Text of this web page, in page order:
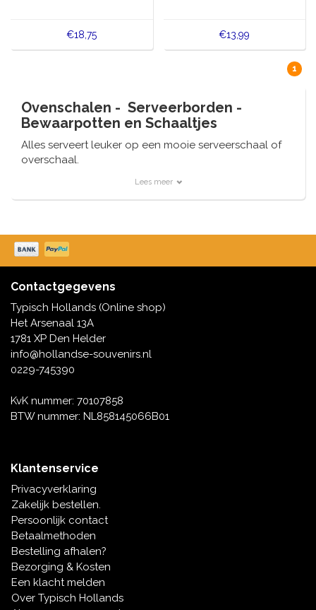
€18,75 €13,99
1
Ovenschalen - Serveerborden -
Bewaarpotten en Schaaltjes
Alles serveert leuker op een mooie serveerschaal of
overschaal.
Onze schalen zijn vervaardigd uit aardewerk of
bloemenprint.
En extra bijzonder met een vismotief, voor het
serveren van uw favoriete vishapjes (haringparty).
Bewaarpotten Hollands design
Het vinden van een mooie bewaarpot is vaak niet zo
eenvoudig, zo horen we vaak.
Het is blijkbaar een kwestie van goede smaak of stijl.
worden dus prominent neergezet en niet weggestopt
in een kastje.
Lees meer
Contactgegevens
Typisch Hollands (Online shop)
Het Arsenaal 13A
1781 XP Den Helder
info@hollandse-souvenirs.nl
0229-745390
KvK nummer: 70107858
BTW nummer: NL858145066B01
Klantenservice
Privacyverklaring
Zakelijk bestellen.
Persoonlijk contact
Betaalmethoden
Bestelling afhalen?
Bezorging & Kosten
Een klacht melden
Over Typisch Hollands